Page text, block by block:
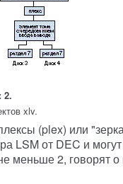
2.
xlv.
(plex) или
LSM от DEC и могут
меньше 2, говорят о